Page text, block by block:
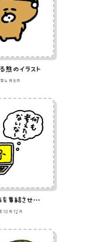
熊のイラスト
4月8日
ひよこの頭脳を集結させたAIのイラスト
10月12日